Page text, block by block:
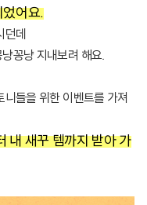
었어요.
데
꽁냥 지내보려 해요.
들을 위한 이벤트를 가져
내 새꾸 템까지 받아 가